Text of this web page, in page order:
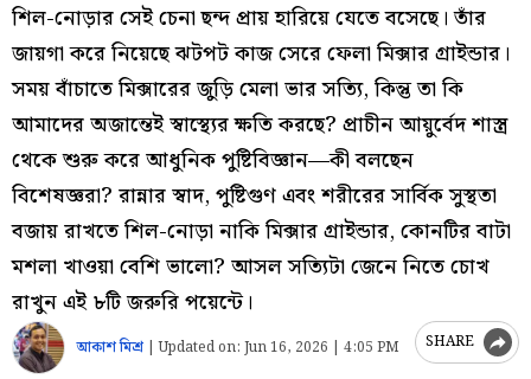
শিল-নোড়ার সেই চেনা ছন্দ প্রায় হারিয়ে যেতে বসেছে। তাঁর
জায়গা করে নিয়েছে ঝটপট কাজ সেরে ফেলা মিক্সার গ্রাইন্ডার।
সময় বাঁচাতে মিক্সারের জুড়ি মেলা ভার সত্যি, কিন্তু তা কি
আমাদের অজান্তেই স্বাস্থ্যের ক্ষতি করছে? প্রাচীন আয়ুর্বেদ শাস্ত্র
থেকে শুরু করে আধুনিক পুষ্টিবিজ্ঞান—কী বলছেন
বিশেষজ্ঞরা? রান্নার স্বাদ, পুষ্টিগুণ এবং শরীরের সার্বিক সুস্থতা
বজায় রাখতে শিল-নোড়া নাকি মিক্সার গ্রাইন্ডার, কোনটির বাটা
মশলা খাওয়া বেশি ভালো? আসল সত্যিটা জেনে নিতে চোখ
রাখুন এই ৮টি জরুরি পয়েন্টে।
আকাশ মিশ্র |Updated on: Jun 16, 2026 | 4:05 PM SHARE